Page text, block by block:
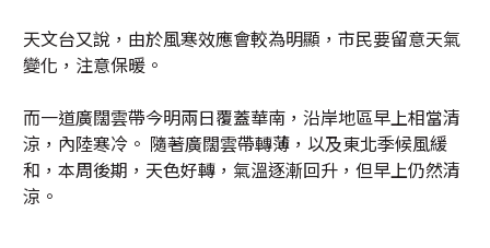
天文台又說，由於風寒效應會較為明顯，市民要留意天氣
變化，注意保暖。
而一道廣闊雲帶今明兩日覆蓋華南，沿岸地區早上相當清
涼，內陸寒冷。 隨著廣闊雲帶轉薄，以及東北季候風緩
和，本周後期，天色好轉，氣溫逐漸回升，但早上仍然清
涼。